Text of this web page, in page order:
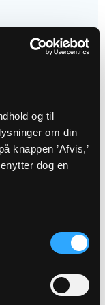
og til
om din
knappen ’Afvis,’
dog en